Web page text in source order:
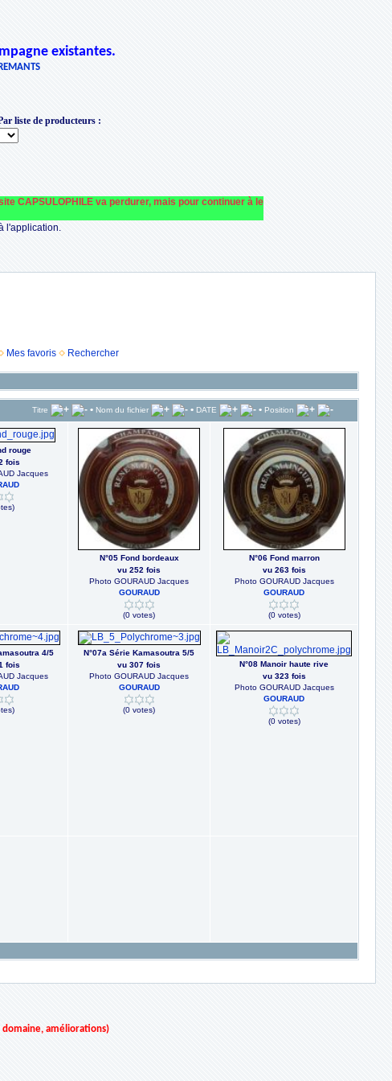
existantes.
liste de producteurs :
CAPSULOPHILE va perdurer, mais pour continuer à le faire fonctionner et le
l'application.
Mes favoris Rechercher
Titre • Nom du fichier • DATE • Position
rouge
fois
Jacques
N°05 Fond bordeaux
vu 252 fois
Photo GOURAUD Jacques
GOURAUD
(0 votes)
N°06 Fond marron
vu 263 fois
Photo GOURAUD Jacques
GOURAUD
(0 votes)
4/5
fois
Jacques
N°07a Série Kamasoutra 5/5
vu 307 fois
Photo GOURAUD Jacques
GOURAUD
(0 votes)
N°08 Manoir haute rive
vu 323 fois
Photo GOURAUD Jacques
GOURAUD
(0 votes)
améliorations)